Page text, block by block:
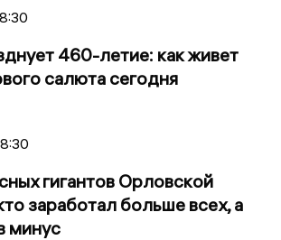
460-летие: как живет
салюта сегодня
гигантов Орловской
заработал больше всех, а
минус